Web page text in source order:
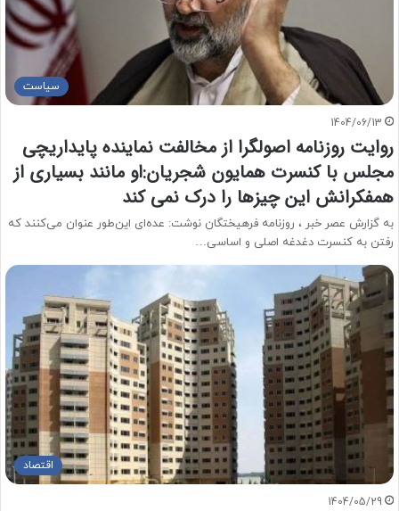
سیاست
1404/06/13
روایت روزنامه اصولگرا از مخالفت نماینده پایداریچی
مجلس با کنسرت همایون شجریان:او مانند بسیاری از
همفکرانش این چیزها را درک نمی کند
به گزارش عصر خبر ، روزنامه فرهیختگان نوشت: عده‌ای این‌طور عنوان می‌کنند که
رفتن به کنسرت دغدغه اصلی و اساسی…
اقتصاد
1404/05/29